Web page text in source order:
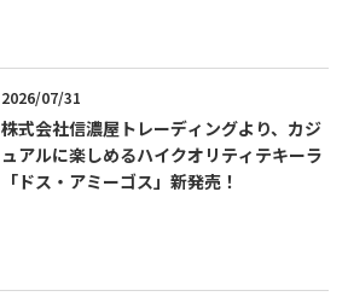
2026/07/31
株式会社信濃屋トレーディングより、カジ
ュアルに楽しめるハイクオリティテキーラ
「ドス・アミーゴス」新発売！